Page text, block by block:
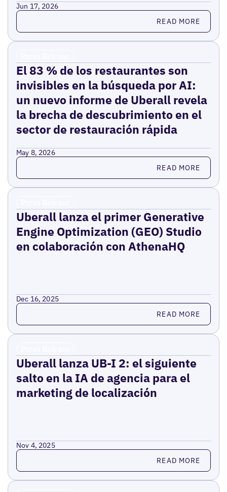
Jun 17, 2026
Read more READ MORE
El 83 % de los restaurantes son
invisibles en la búsqueda por AI:
un nuevo informe de Uberall revela
la brecha de descubrimiento en el
sector de restauración rápida
May 8, 2026
Read more READ MORE
Uberall lanza el primer Generative
Engine Optimization (GEO) Studio
en colaboración con AthenaHQ
Dec 16, 2025
Read more READ MORE
Uberall lanza UB-I 2: el siguiente
salto en la IA de agencia para el
marketing de localización
Nov 4, 2025
Read more READ MORE